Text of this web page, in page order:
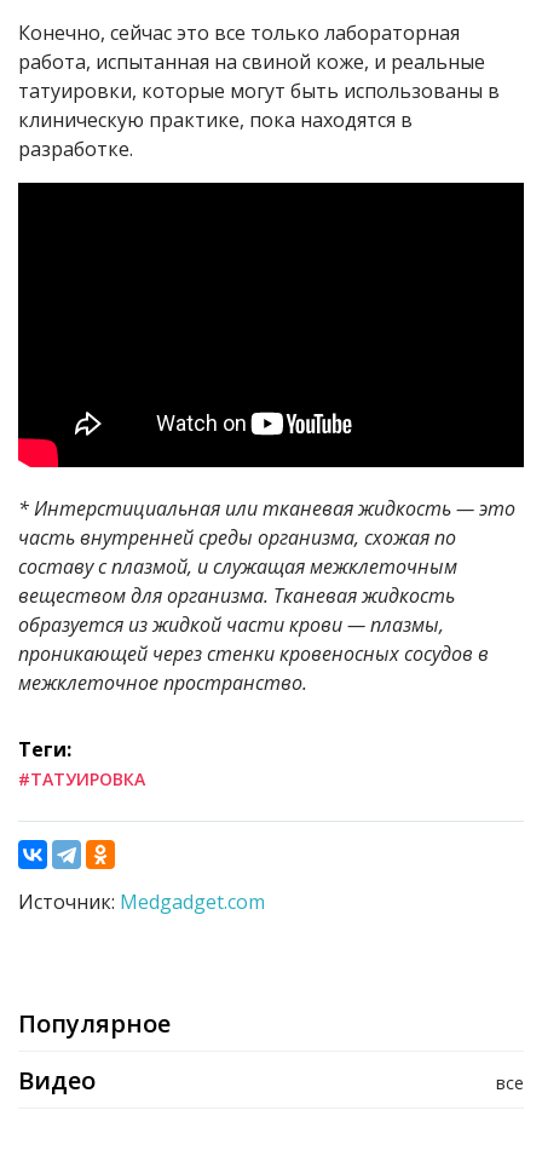
Конечно, сейчас это все только лабораторная
работа, испытанная на свиной коже, и реальные
татуировки, которые могут быть использованы в
клиническую практике, пока находятся в
разработке.
* Интерстициальная или тканевая жидкость — это
часть внутренней среды организма, схожая по
составу с плазмой, и служащая межклеточным
веществом для организма. Тканевая жидкость
образуется из жидкой части крови — плазмы,
проникающей через стенки кровеносных сосудов в
межклеточное пространство.
Теги:
#ТАТУИРОВКА
Источник: Medgadget.com
Популярное
все
Видео